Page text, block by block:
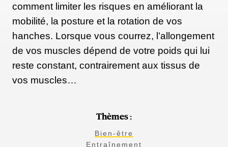
comment limiter les risques en améliorant la
mobilité, la posture et la rotation de vos
hanches. Lorsque vous courrez, l’allongement
de vos muscles dépend de votre poids qui lui
reste constant, contrairement aux tissus de
vos muscles…
Thèmes :
Bien-être
Entraînement